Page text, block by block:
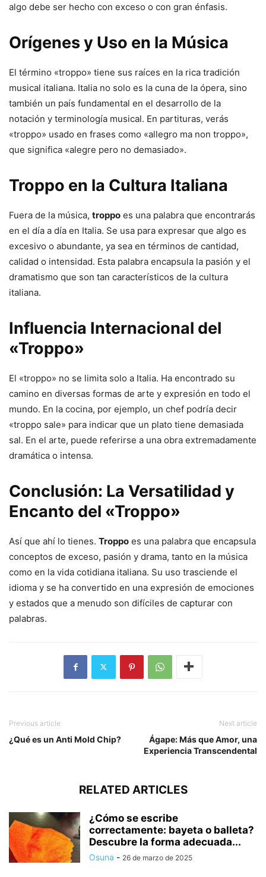
algo debe ser hecho con exceso o con gran énfasis.
Orígenes y Uso en la Música
El término «troppo» tiene sus raíces en la rica tradición
musical italiana. Italia no solo es la cuna de la ópera, sino
también un país fundamental en el desarrollo de la
notación y terminología musical. En partituras, verás
«troppo» usado en frases como «allegro ma non troppo»,
que significa «alegre pero no demasiado».
Troppo en la Cultura Italiana
Fuera de la música, troppo es una palabra que encontrarás
en el día a día en Italia. Se usa para expresar que algo es
excesivo o abundante, ya sea en términos de cantidad,
calidad o intensidad. Esta palabra encapsula la pasión y el
dramatismo que son tan característicos de la cultura
italiana.
Influencia Internacional del
«Troppo»
El «troppo» no se limita solo a Italia. Ha encontrado su
camino en diversas formas de arte y expresión en todo el
mundo. En la cocina, por ejemplo, un chef podría decir
«troppo sale» para indicar que un plato tiene demasiada
sal. En el arte, puede referirse a una obra extremadamente
dramática o intensa.
Conclusión: La Versatilidad y
Encanto del «Troppo»
Así que ahí lo tienes. Troppo es una palabra que encapsula
conceptos de exceso, pasión y drama, tanto en la música
como en la vida cotidiana italiana. Su uso trasciende el
idioma y se ha convertido en una expresión de emociones
y estados que a menudo son difíciles de capturar con
palabras.
Previous article
¿Qué es un Anti Mold Chip?
Next article
Ágape: Más que Amor, una
Experiencia Transcendental
RELATED ARTICLES
¿Cómo se escribe
correctamente: bayeta o balleta?
Descubre la forma adecuada...
Osuna - 26 de marzo de 2025